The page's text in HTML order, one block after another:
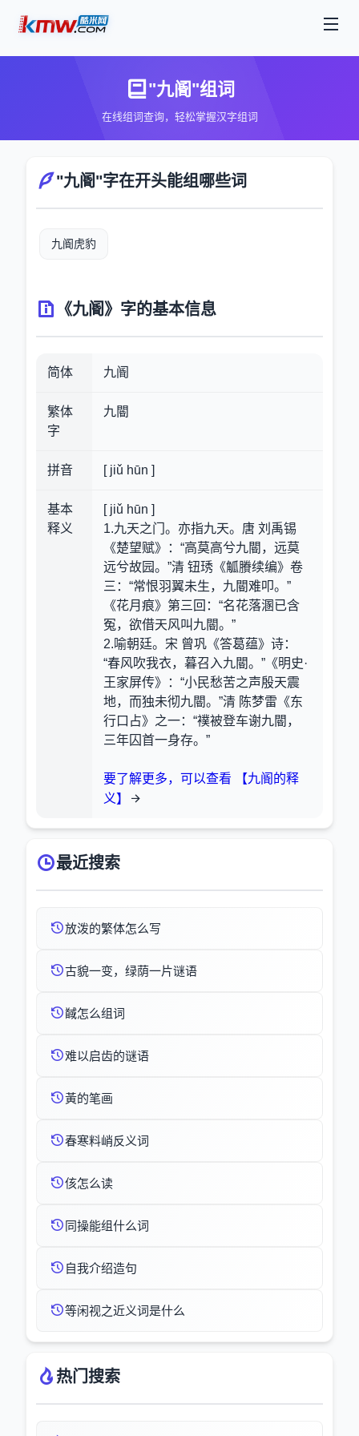
"九阍"组词
在线组词查询，轻松掌握汉字组词
"九阍"字在开头能组哪些词
九阍虎豹
《九阍》字的基本信息
简体 九阍
繁体
字
九閽
拼音 [ jiǔ hūn ]
基本
释义
[ jiǔ hūn ]
1.九天之门。亦指九天。唐 刘禹锡
《楚望赋》：“高莫高兮九閽，远莫
远兮故园。”清 钮琇《觚賸续编》卷
三：“常恨羽翼未生，九閽难叩。”
《花月痕》第三回：“名花落溷已含
冤，欲借天风叫九閽。”
2.喻朝廷。宋 曾巩《答葛蕴》诗：
“春风吹我衣，暮召入九閽。”《明史·
王家屏传》：“小民愁苦之声殷天震
地，而独未彻九閽。”清 陈梦雷《东
行口占》之一：“襆被登车谢九閽，
三年囚首一身存。”
要了解更多，可以查看 【九阍的释
义】
最近搜索
放泼的繁体怎么写
古貌一变，绿荫一片谜语
馘怎么组词
难以启齿的谜语
黃的笔画
春寒料峭反义词
侅怎么读
同操能组什么词
自我介绍造句
等闲视之近义词是什么
热门搜索